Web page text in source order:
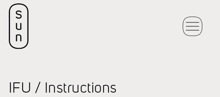
IFU / Instructions